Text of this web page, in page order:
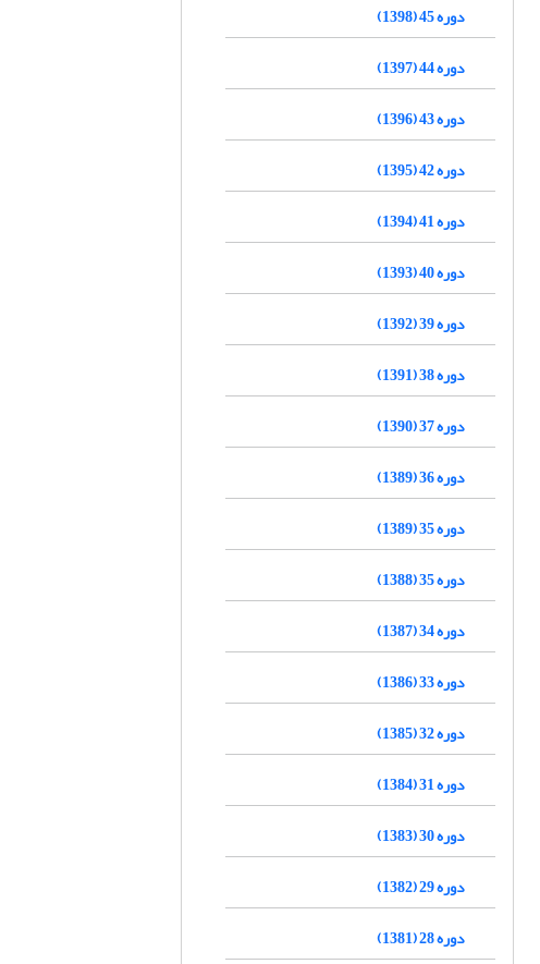
دوره 45 (1398)
دوره 44 (1397)
دوره 43 (1396)
دوره 42 (1395)
دوره 41 (1394)
دوره 40 (1393)
دوره 39 (1392)
دوره 38 (1391)
دوره 37 (1390)
دوره 36 (1389)
دوره 35 (1389)
دوره 35 (1388)
دوره 34 (1387)
دوره 33 (1386)
دوره 32 (1385)
دوره 31 (1384)
دوره 30 (1383)
دوره 29 (1382)
دوره 28 (1381)